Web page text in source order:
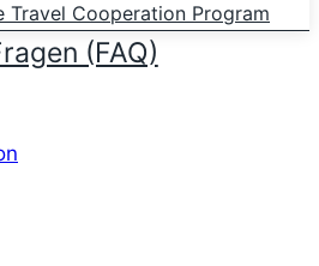
Travel Cooperation Program
(FAQ)